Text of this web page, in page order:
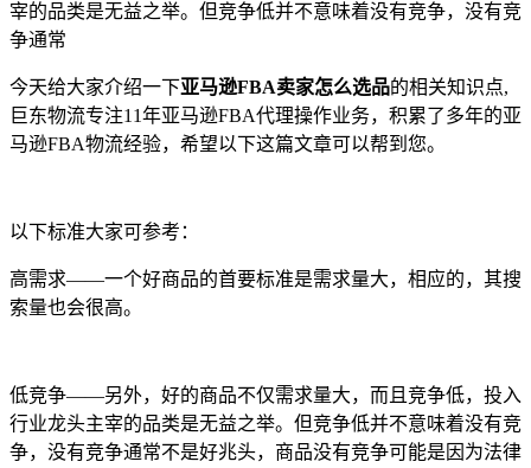
宰的品类是无益之举。但竞争低并不意味着没有竞争，没有竞
争通常
今天给大家介绍一下亚马逊FBA卖家怎么选品的相关知识点,
巨东物流专注11年亚马逊FBA代理操作业务，积累了多年的亚
马逊FBA物流经验，希望以下这篇文章可以帮到您。
以下标准大家可参考：
高需求——一个好商品的首要标准是需求量大，相应的，其搜
索量也会很高。
低竞争——另外，好的商品不仅需求量大，而且竞争低，投入
行业龙头主宰的品类是无益之举。但竞争低并不意味着没有竞
争，没有竞争通常不是好兆头，商品没有竞争可能是因为法律